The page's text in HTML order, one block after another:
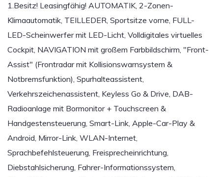
1.Besitz! Leasingfähig! AUTOMATIK, 2-Zonen-
Klimaautomatik, TEILLEDER, Sportsitze vorne, FULL-
LED-Scheinwerfer mit LED-Licht, Volldigitales virtuelles
Cockpit, NAVIGATION mit großem Farbbildschirm, "Front-
Assist" (Frontradar mit Kollisionswarnsystem &
Notbremsfunktion), Spurhalteassistent,
Verkehrszeichenassistent, Keyless Go & Drive, DAB-
Radioanlage mit Bormonitor + Touchscreen &
Handgestensteuerung, Smart-Link, Apple-Car-Play &
Android, Mirror-Link, WLAN-Internet,
Sprachbefehlsteuerung, Freisprecheinrichtung,
Diebstahlsicherung, Fahrer-Informationssystem,